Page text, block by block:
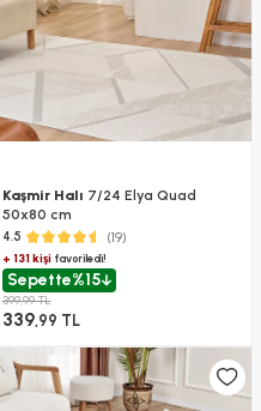
Kaşmir Halı 7/24 Elya Quad
50x80 cm
4.5 (19)
+ 131 kişifavoriledi!
Sepette%15
399,99 TL
339,99 TL